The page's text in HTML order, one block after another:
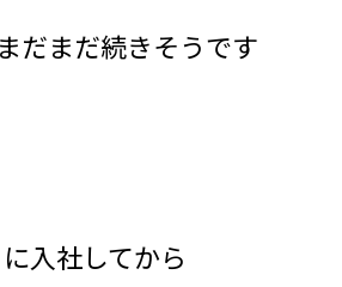
だまだ続きそうです
入社してから